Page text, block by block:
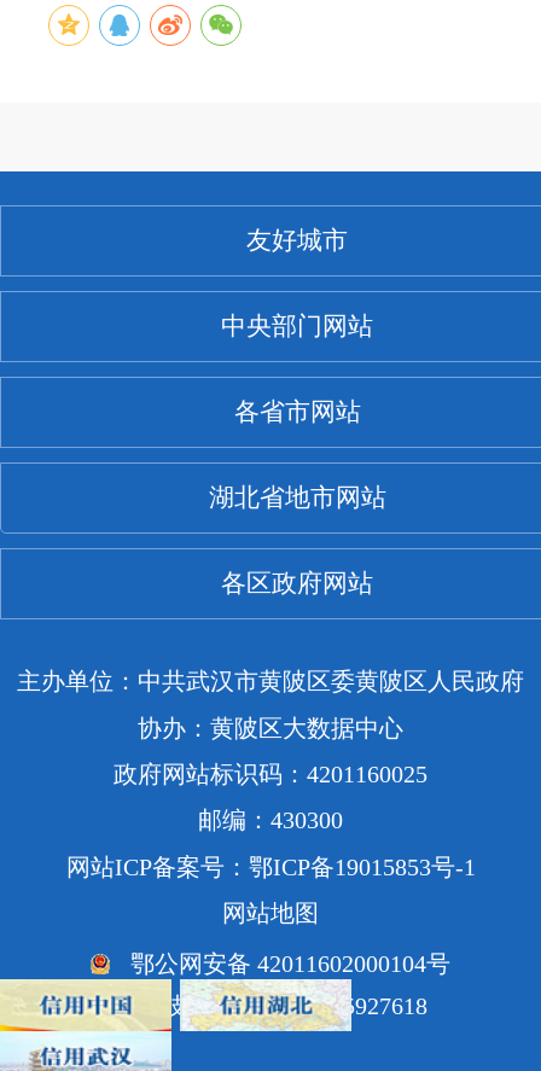
友好城市
中央部门网站
各省市网站
湖北省地市网站
各区政府网站
主办单位：中共武汉市黄陂区委黄陂区人民政府
协办：黄陂区大数据中心
政府网站标识码：4201160025
邮编：430300
网站ICP备案号：鄂ICP备19015853号-1
网站地图
鄂公网安备 42011602000104号
网站技术支持电话：85927618